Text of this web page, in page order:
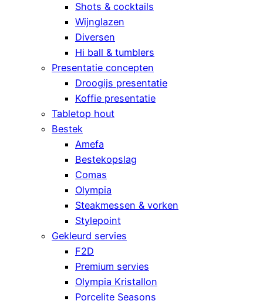
Shots & cocktails
Wijnglazen
Diversen
Hi ball & tumblers
Presentatie concepten
Droogijs presentatie
Koffie presentatie
Tabletop hout
Bestek
Amefa
Bestekopslag
Comas
Olympia
Steakmessen & vorken
Stylepoint
Gekleurd servies
F2D
Premium servies
Olympia Kristallon
Porcelite Seasons